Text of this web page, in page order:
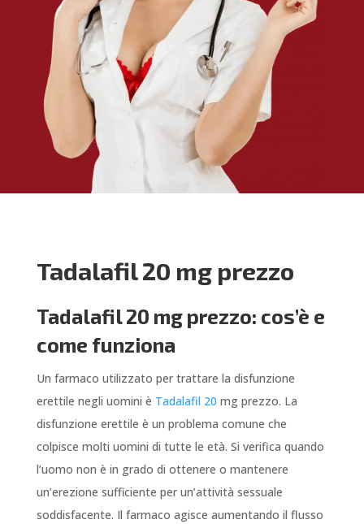
Tadalafil 20 mg prezzo
Tadalafil 20 mg prezzo: cos’è e
come funziona
Un farmaco utilizzato per trattare la disfunzione
erettile negli uomini è Tadalafil 20 mg prezzo. La
disfunzione erettile è un problema comune che
colpisce molti uomini di tutte le età. Si verifica quando
l’uomo non è in grado di ottenere o mantenere
un’erezione sufficiente per un’attività sessuale
soddisfacente. Il farmaco agisce aumentando il flusso